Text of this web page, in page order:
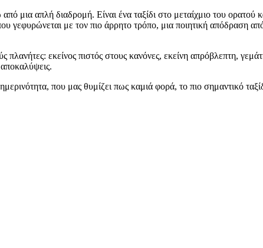
μια απλή διαδρομή. Είναι ένα ταξίδι στο μεταίχμιο του ορατού
με τον πιο άρρητο τρόπο, μια ποιητική απόδραση
πλανήτες: εκείνος πιστός στους κανόνες, εκείνη απρόβλεπτη,
που μας θυμίζει πως καμιά φορά, το πιο σημαντικό